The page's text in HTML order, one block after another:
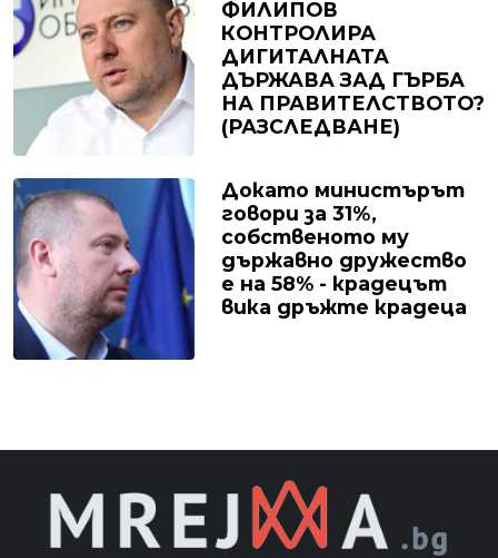
ФИЛИПОВ
КОНТРОЛИРА
ДИГИТАЛНАТА
ДЪРЖАВА ЗАД ГЪРБА
НА ПРАВИТЕЛСТВОТО?
(РАЗСЛЕДВАНЕ)
Докато министърът
говори за 31%,
собственото му
държавно дружество
е на 58% - крадецът
вика дръжте крадеца